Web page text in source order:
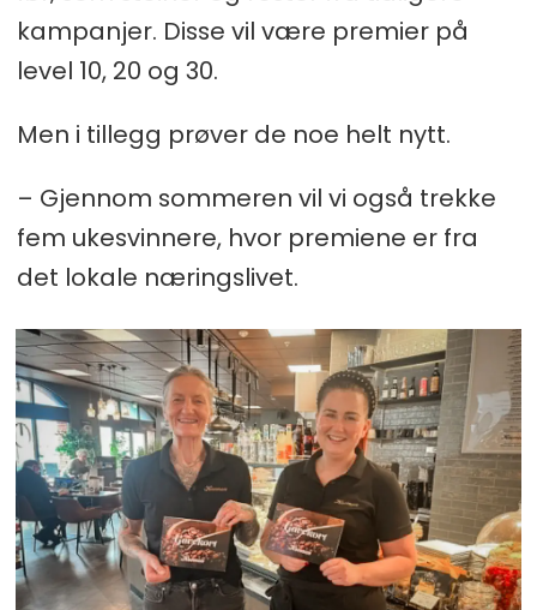
kampanjer. Disse vil være premier på
level 10, 20 og 30.
Men i tillegg prøver de noe helt nytt.
– Gjennom sommeren vil vi også trekke
fem ukesvinnere, hvor premiene er fra
det lokale næringslivet.